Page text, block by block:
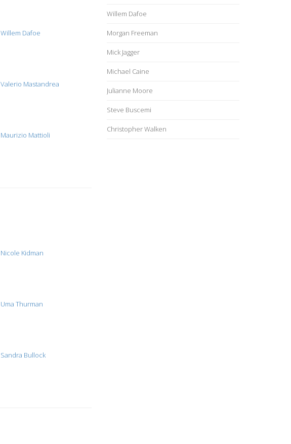
Willem Dafoe
Valerio Mastandrea
Maurizio Mattioli
Nicole Kidman
Uma Thurman
Sandra Bullock
Willem Dafoe
Morgan Freeman
Mick Jagger
Michael Caine
Julianne Moore
Steve Buscemi
Christopher Walken